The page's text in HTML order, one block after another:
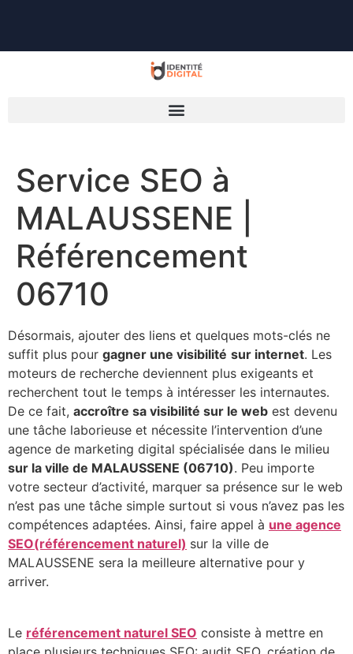
Service SEO à
MALAUSSENE |
Référencement
06710
Désormais, ajouter des liens et quelques mots-clés ne
suffit plus pour gagner une visibilité sur internet. Les
moteurs de recherche deviennent plus exigeants et
recherchent tout le temps à intéresser les internautes.
De ce fait, accroître sa visibilité sur le web est devenu
une tâche laborieuse et nécessite l’intervention d’une
agence de marketing digital spécialisée dans le milieu
sur la ville de MALAUSSENE (06710). Peu importe
votre secteur d’activité, marquer sa présence sur le web
n’est pas une tâche simple surtout si vous n’avez pas les
compétences adaptées. Ainsi, faire appel à une agence
SEO(référencement naturel) sur la ville de
MALAUSSENE sera la meilleure alternative pour y
arriver.
Le référencement naturel SEO consiste à mettre en